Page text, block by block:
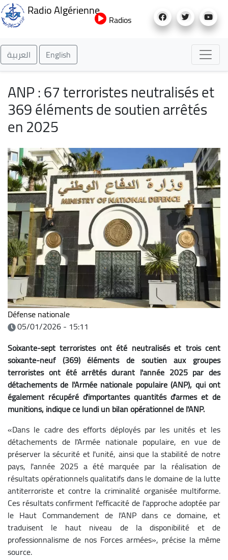
au
Radio Algérienne
Radios
العربية English
ANP : 67 terroristes neutralisés et
369 éléments de soutien arrêtés
en 2025
Défense nationale
05/01/2026 - 15:11
Soixante-sept terroristes ont été neutralisés et trois cent
soixante-neuf (369) éléments de soutien aux groupes
terroristes ont été arrêtés durant l'année 2025 par des
détachements de l'Armée nationale populaire (ANP), qui ont
également récupéré d'importantes quantités d'armes et de
munitions, indique ce lundi un bilan opérationnel de l'ANP.
«Dans le cadre des efforts déployés par les unités et les
détachements de l'Armée nationale populaire, en vue de
préserver la sécurité et l'unité, ainsi que la stabilité de notre
pays, l'année 2025 a été marquée par la réalisation de
résultats opérationnels qualitatifs dans le domaine de la lutte
antiterroriste et contre la criminalité organisée multiforme.
Ces résultats confirment l'efficacité de l'approche adoptée par
le Haut Commandement de l'ANP dans ce domaine, et
traduisent le haut niveau de la disponibilité et de
professionnalisme de nos Forces armées», précise la même
source.